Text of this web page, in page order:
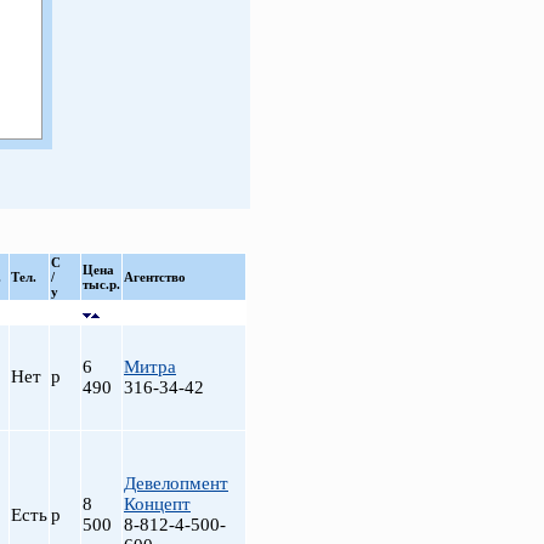
Тел.
С
/
у
Цена
тыс.р. Агентство
Нет р
6
490
Митра
316-34-42
Естьр
8
500
Девелопмент
Концепт
8-812-4-500-